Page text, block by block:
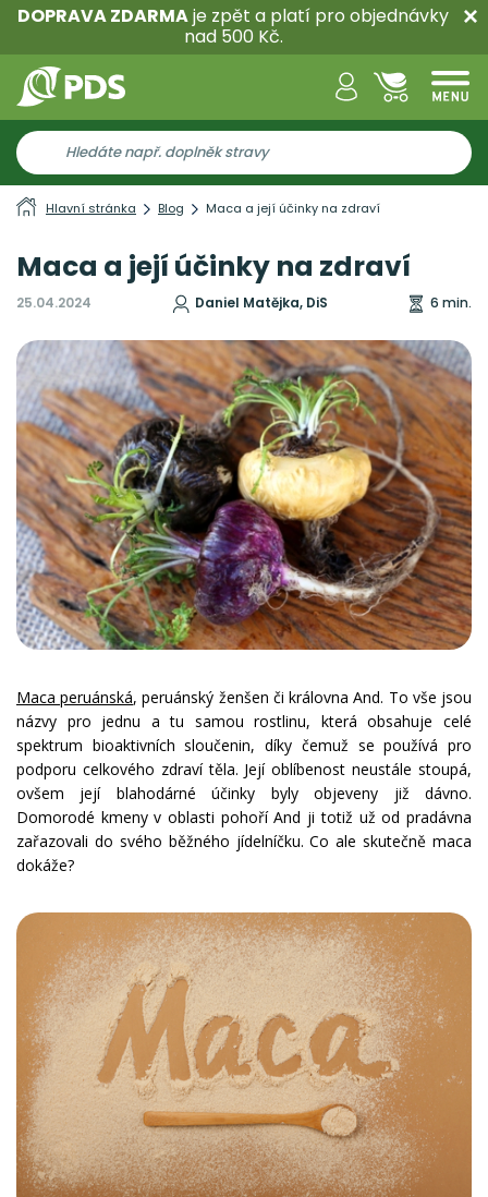
DOPRAVA ZDARMAje zpět a platí pro objednávky
nad 500 Kč.
Hlavní stránka Blog Maca a její účinky na zdraví
Maca a její účinky na zdraví
25.04.2024 Daniel Matějka, DiS 6 min.
Maca peruánská, peruánský ženšen či královna And. To vše jsou
názvy pro jednu a tu samou rostlinu, která obsahuje celé
spektrum bioaktivních sloučenin, díky čemuž se používá pro
podporu celkového zdraví těla. Její oblíbenost neustále stoupá,
ovšem její blahodárné účinky byly objeveny již dávno.
Domorodé kmeny v oblasti pohoří And ji totiž už od pradávna
zařazovali do svého běžného jídelníčku. Co ale skutečně maca
dokáže?